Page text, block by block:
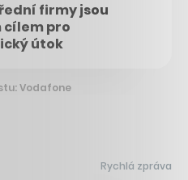
firmy jsou
cílem pro
útok
Vodafone
Rychlá zpráva